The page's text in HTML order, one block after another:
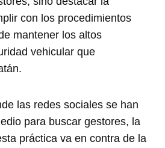
con los procedimientos
mantener los altos
vehicular que
las redes sociales se han
para buscar gestores, la
práctica va en contra de la